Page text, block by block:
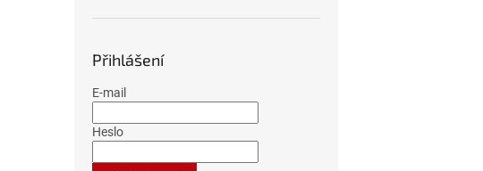
Přihlášení
E-mail
Heslo